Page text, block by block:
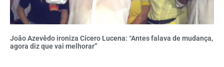
João Azevêdo ironiza Cícero Lucena: “Antes falava de mudança,
agora diz que vai melhorar”